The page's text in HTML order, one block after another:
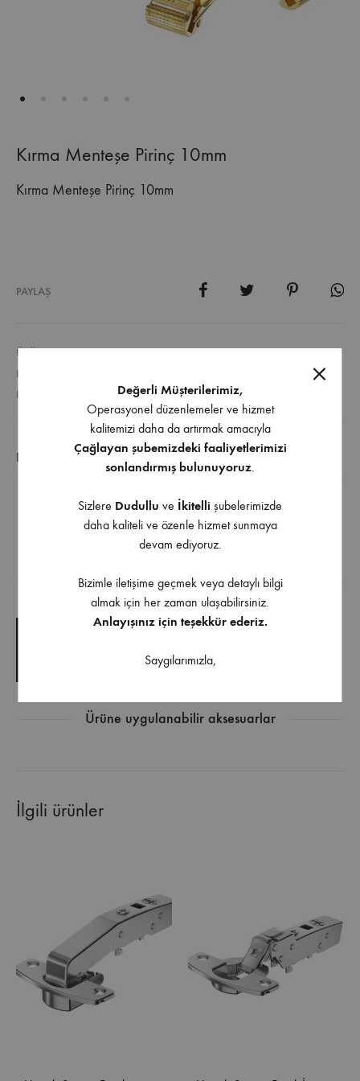
Kırma Menteşe Pirinç 10mm
Kırma Menteşe Pirinç 10mm
PAYLAŞ
ÜRÜN KODU
133.60.MA101
KATEGORILER
ETIKETLER
KIRMA MENTEŞELER,MENTEŞE
EK BILGI
Açılır Kapanır Sehpa ve Masalarda Kullanılır
Kırma Yuvarlak Menteşe Ø10 mm Pirinç
İndirilebilir İçerik
Ürüne uygulanabilir aksesuarlar
İlgili ürünler
Değerli Müşterilerimiz,
Operasyonel düzenlemeler ve hizmet
kalitemizi daha da artırmak amacıyla
Çağlayan şubemizdeki faaliyetlerimizi
sonlandırmış bulunuyoruz
Sizlere Dudullu ve İkitelli şubelerimizde
daha kaliteli ve özenle hizmet sunmaya
devam ediyoruz.
Bizimle iletişime geçmek veya detaylı bilgi
almak için her zaman ulaşabilirsiniz.
Anlayışınız için teşekkür ederiz.
Saygılarımızla,